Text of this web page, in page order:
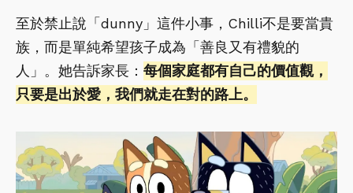
至於禁止說「dunny」這件小事，Chilli不是要當貴
族，而是單純希望孩子成為「善良又有禮貌的
人」。她告訴家長： 每個家庭都有自己的價值觀，
只要是出於愛，我們就走在對的路上。